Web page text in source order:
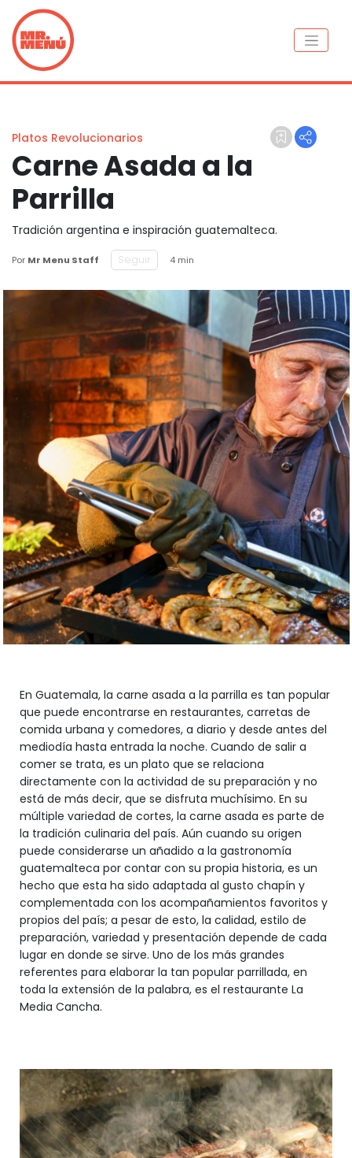
Platos Revolucionarios
Carne Asada a la
Parrilla
Tradición argentina e inspiración guatemalteca.
Por Mr Menu Staff Seguir 4 min
En Guatemala, la carne asada a la parrilla es tan popular
que puede encontrarse en restaurantes, carretas de
comida urbana y comedores, a diario y desde antes del
mediodía hasta entrada la noche. Cuando de salir a
comer se trata, es un plato que se relaciona
directamente con la actividad de su preparación y no
está de más decir, que se disfruta muchísimo. En su
múltiple variedad de cortes, la carne asada es parte de
la tradición culinaria del país. Aún cuando su origen
puede considerarse un añadido a la gastronomía
guatemalteca por contar con su propia historia, es un
hecho que esta ha sido adaptada al gusto chapín y
complementada con los acompañamientos favoritos y
propios del país; a pesar de esto, la calidad, estilo de
preparación, variedad y presentación depende de cada
lugar en donde se sirve. Uno de los más grandes
referentes para elaborar la tan popular parrillada, en
toda la extensión de la palabra, es el restaurante La
Media Cancha.